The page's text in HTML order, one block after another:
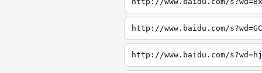
http://www.baidu.com/
http://www.baidu.com/